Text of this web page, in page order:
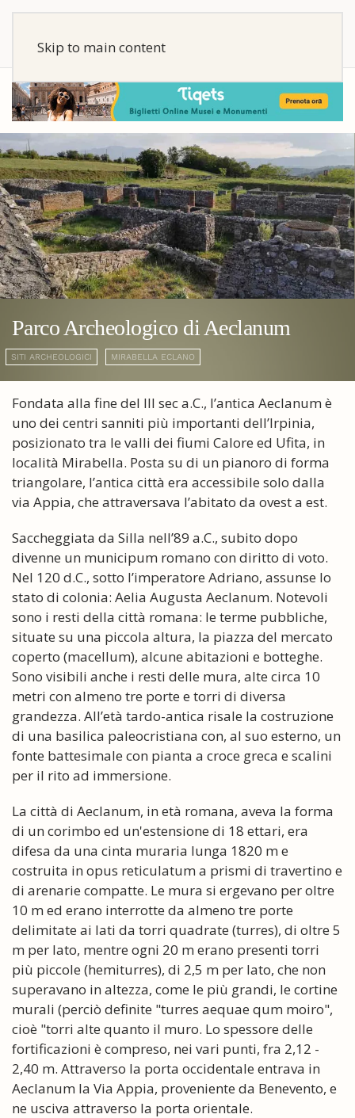
Skip to main content
Parco Archeologico di Aeclanum
SITI ARCHEOLOGICI MIRABELLA ECLANO
Fondata alla fine del III sec a.C., l’antica Aeclanum è
uno dei centri sanniti più importanti dell’Irpinia,
posizionato tra le valli dei fiumi Calore ed Ufita, in
località Mirabella. Posta su di un pianoro di forma
triangolare, l’antica città era accessibile solo dalla
via Appia, che attraversava l’abitato da ovest a est.
Saccheggiata da Silla nell’89 a.C., subito dopo
divenne un municipum romano con diritto di voto.
Nel 120 d.C., sotto l’imperatore Adriano, assunse lo
stato di colonia: Aelia Augusta Aeclanum. Notevoli
sono i resti della città romana: le terme pubbliche,
situate su una piccola altura, la piazza del mercato
coperto (macellum), alcune abitazioni e botteghe.
Sono visibili anche i resti delle mura, alte circa 10
metri con almeno tre porte e torri di diversa
grandezza. All’età tardo-antica risale la costruzione
di una basilica paleocristiana con, al suo esterno, un
fonte battesimale con pianta a croce greca e scalini
per il rito ad immersione.
La città di Aeclanum, in età romana, aveva la forma
di un corimbo ed un'estensione di 18 ettari, era
difesa da una cinta muraria lunga 1820 m e
costruita in opus reticulatum a prismi di travertino e
di arenarie compatte. Le mura si ergevano per oltre
10 m ed erano interrotte da almeno tre porte
delimitate ai lati da torri quadrate (turres), di oltre 5
m per lato, mentre ogni 20 m erano presenti torri
più piccole (hemiturres), di 2,5 m per lato, che non
superavano in altezza, come le più grandi, le cortine
murali (perciò definite "turres aequae qum moiro",
cioè "torri alte quanto il muro. Lo spessore delle
fortificazioni è compreso, nei vari punti, fra 2,12 -
2,40 m. Attraverso la porta occidentale entrava in
Aeclanum la Via Appia, proveniente da Benevento, e
ne usciva attraverso la porta orientale.